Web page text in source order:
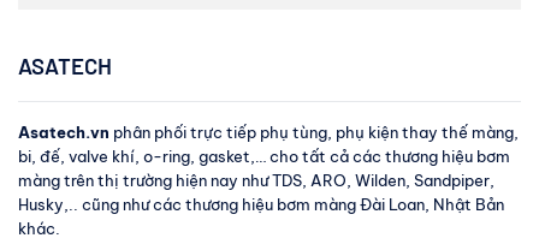
ASATECH
Asatech.vn phân phối trực tiếp phụ tùng, phụ kiện thay thế màng,
bi, đế, valve khí, o-ring, gasket,… cho tất cả các thương hiệu bơm
màng trên thị trường hiện nay như TDS, ARO, Wilden, Sandpiper,
Husky,.. cũng như các thương hiệu bơm màng Đài Loan, Nhật Bản
khác.